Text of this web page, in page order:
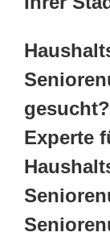
Experte